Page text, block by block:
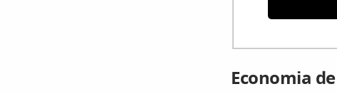
Economia